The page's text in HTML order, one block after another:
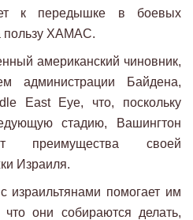
к передышке в боевых
пользу ХАМАС.
американский чиновник,
администрации Байдена,
East Eye, что, поскольку
стадию, Вашингтон
преимущества своей
Израиля.
израильтянами помогает им
они собираются делать,